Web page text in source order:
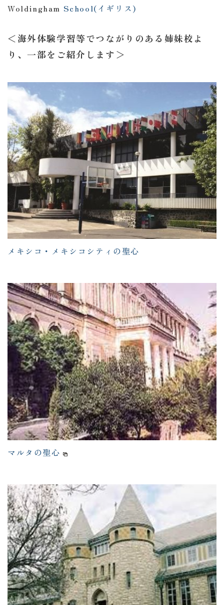
Woldingham School(イギリス)
＜海外体験学習等でつながりのある姉妹校よ
り、一部をご紹介します＞
メキシコ・メキシコシティの聖心
マルタの聖心